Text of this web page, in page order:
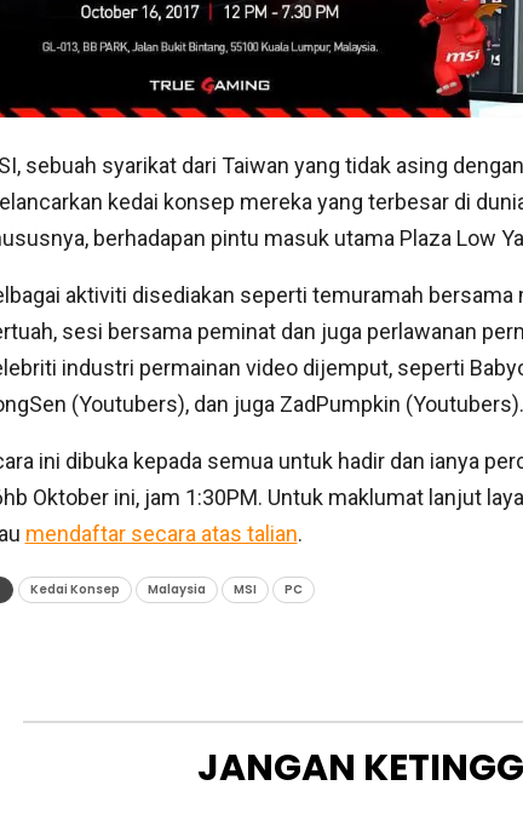
sebuah syarikat dari Taiwan yang tidak asing
kedai konsep mereka yang terbesar di
berhadapan pintu masuk utama Plaza Low
aktiviti disediakan seperti temuramah bersama
sesi bersama peminat dan juga perlawanan
industri permainan video dijemput, seperti
(Youtubers), dan juga ZadPumpkin (Youtubers).
ini dibuka kepada semua untuk hadir dan ianya
Oktober ini, jam 1:30PM. Untuk maklumat lanjut
mendaftar secara atas talian.
Kedai Konsep Malaysia MSI PC
JANGAN